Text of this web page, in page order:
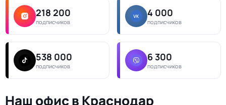
218 200
подписчиков
4 000
подписчиков
538 000
подписчиков
6 300
подписчиков
Наш офис в Краснодар